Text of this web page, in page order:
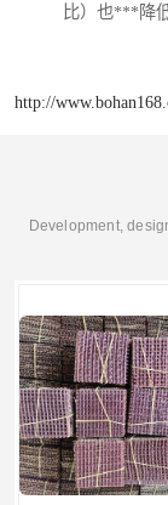
比）也***降
http://
Development,